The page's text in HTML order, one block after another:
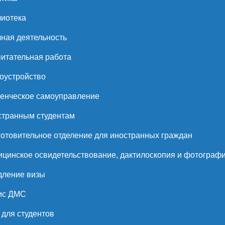
деятельность
работа
самоуправление
студентам
отделение для иностранных граждан
освидетельствование, дактилоскопия и
визы
ДМС
студентов